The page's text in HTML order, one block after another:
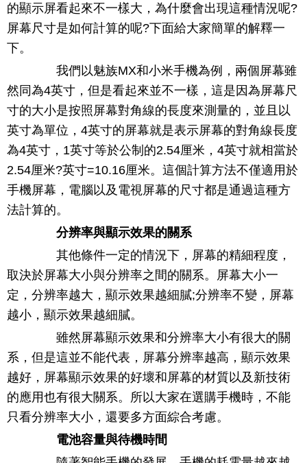
的顯示屏看起來不一樣大，為什麼會出現這種情況呢?
屏幕尺寸是如何計算的呢?下面給大家簡單的解釋一
下。
我們以魅族MX和小米手機為例，兩個屏幕雖
然同為4英寸，但是看起來並不一樣，這是因為屏幕尺
寸的大小是按照屏幕對角線的長度來測量的，並且以
英寸為單位，4英寸的屏幕就是表示屏幕的對角線長度
為4英寸，1英寸等於公制的2.54厘米，4英寸就相當於
2.54厘米?英寸=10.16厘米。這個計算方法不僅適用於
手機屏幕，電腦以及電視屏幕的尺寸都是通過這種方
法計算的。
分辨率與顯示效果的關系
其他條件一定的情況下，屏幕的精細程度，
取決於屏幕大小與分辨率之間的關系。屏幕大小一
定，分辨率越大，顯示效果越細膩;分辨率不變，屏幕
越小，顯示效果越細膩。
雖然屏幕顯示效果和分辨率大小有很大的關
系，但是這並不能代表，屏幕分辨率越高，顯示效果
越好，屏幕顯示效果的好壞和屏幕的材質以及新技術
的應用也有很大關系。所以大家在選購手機時，不能
只看分辨率大小，還要多方面綜合考慮。
電池容量與待機時間